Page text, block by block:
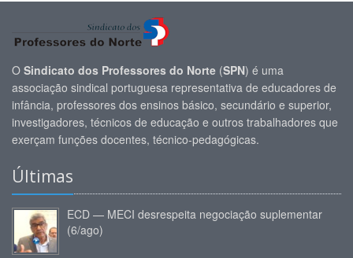
O Sindicato dos Professores do Norte (SPN) é uma
associação sindical portuguesa representativa de educadores de
infância, professores dos ensinos básico, secundário e superior,
investigadores, técnicos de educação e outros trabalhadores que
exerçam funções docentes, técnico-pedagógicas.
Últimas
ECD — MECI desrespeita negociação suplementar
(6/ago)